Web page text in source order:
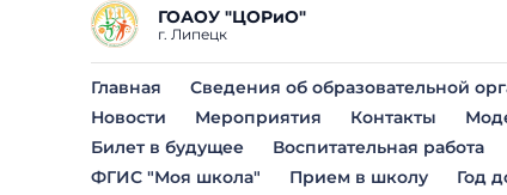
ГОАОУ "ЦОРиО"
г. Липецк
Главная Сведения об образовательной
Новости
Мероприятия Контакты
Билет в будущее
Воспитательная работа
ФГИС "Моя школа"
Прием в школу
Год